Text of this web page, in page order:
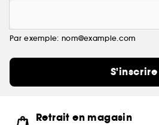
Par exemple: nom@example.com
S'inscrire
Retrait en magasin